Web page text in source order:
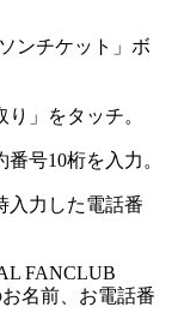
ンチケット」ボ
」をタッチ。
号10桁を入力。
入力した電話番
FANCLUB
名前、お電話番